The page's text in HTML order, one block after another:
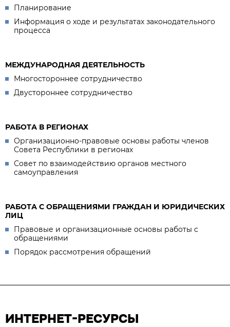
Планирование
Информация о ходе и результатах законодательного
процесса
МЕЖДУНАРОДНАЯ ДЕЯТЕЛЬНОСТЬ
Многостороннее сотрудничество
Двустороннее сотрудничество
РАБОТА В РЕГИОНАХ
Организационно-правовые основы работы членов
Совета Республики в регионах
Совет по взаимодействию органов местного
самоуправления
РАБОТА С ОБРАЩЕНИЯМИ ГРАЖДАН И ЮРИДИЧЕСКИХ
ЛИЦ
Правовые и организационные основы работы с
обращениями
Порядок рассмотрения обращений
ИНТЕРНЕТ-РЕСУРСЫ